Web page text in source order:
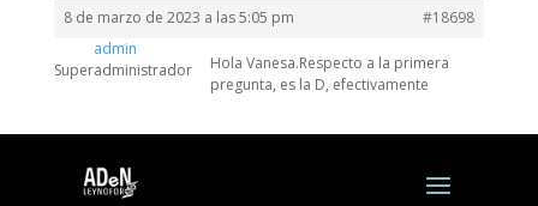
8 de marzo de 2023 a las 5:05 pm
#18698
admin
Superadministrador
Hola Vanesa.Respecto a la primera
pregunta, es la D, efectivamente